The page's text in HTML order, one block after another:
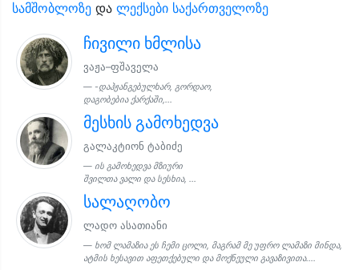
სამშობლოზე და ლექსები საქართველოზე
ჩივილი ხმლისა
ვაჟა–ფშაველა
-დაჰჟანგებულხარ, გორდაო,
დაგობებია ქარქაში,...
მესხის გამოხედვა
გალაკტიონ ტაბიძე
ის გამოხედვა მზიური
შვილთა ვალი და სესხია, ...
სალაღობო
ლადო ასათიანი
ხომ ლამაზია ეს ჩემი ცოლი, მაგრამ მე უფრო ლამაზი მინდა,
ატმის ხესავით აფეთქებული და მოქნეული გავაზივითა....